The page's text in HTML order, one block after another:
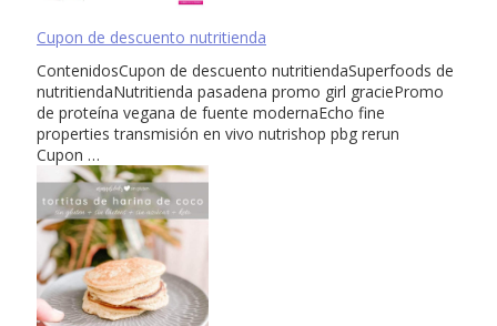
Cupon de descuento nutritienda
ContenidosCupon de descuento nutritiendaSuperfoods de
nutritiendaNutritienda pasadena promo girl graciePromo
de proteína vegana de fuente modernaEcho fine
properties transmisión en vivo nutrishop pbg rerun
Cupon …